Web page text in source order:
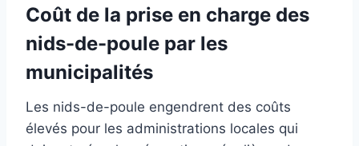
Coût de la prise en charge des
nids-de-poule par les
municipalités
Les nids-de-poule engendrent des coûts
élevés pour les administrations locales qui